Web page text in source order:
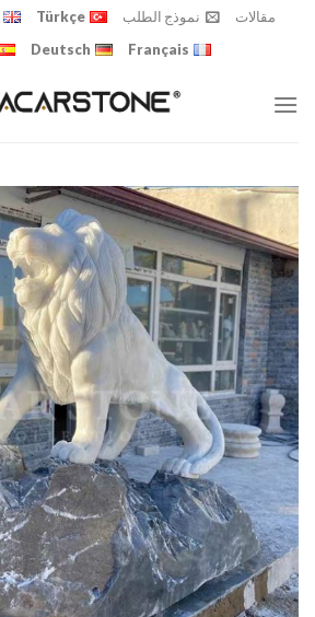
مقالات نموذج الطلب Türkçe
Français
Deutsch